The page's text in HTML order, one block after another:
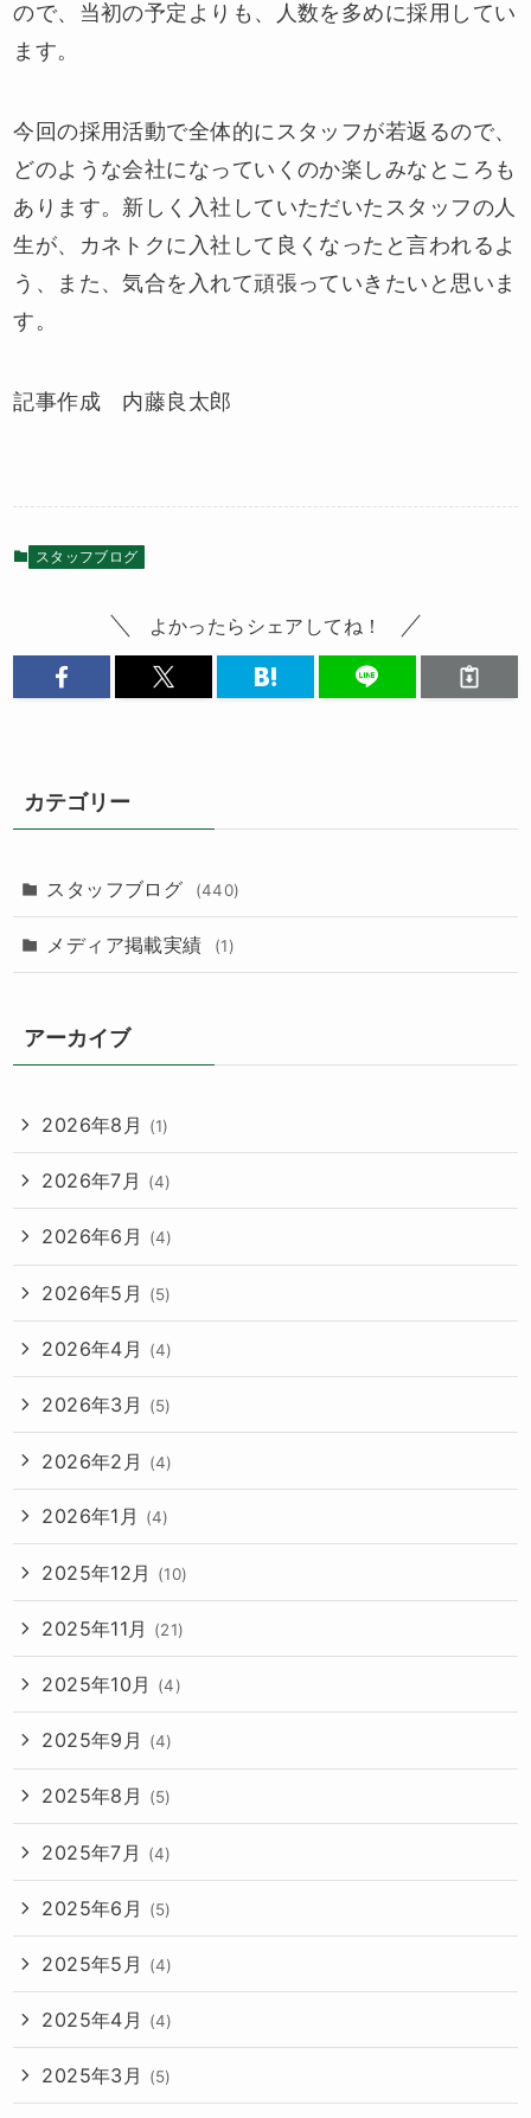
ので、当初の予定よりも、人数を多めに採用してい
ます。
今回の採用活動で全体的にスタッフが若返るので、
どのような会社になっていくのか楽しみなところも
あります。新しく入社していただいたスタッフの人
生が、カネトクに入社して良くなったと言われるよ
う、また、気合を入れて頑張っていきたいと思いま
す。
記事作成 内藤良太郎
スタッフブログ
よかったらシェアしてね！
カテゴリー
スタッフブログ (440)
メディア掲載実績 (1)
アーカイブ
2026年8月 (1)
2026年7月 (4)
2026年6月 (4)
2026年5月 (5)
2026年4月 (4)
2026年3月 (5)
2026年2月 (4)
2026年1月 (4)
2025年12月 (10)
2025年11月 (21)
2025年10月 (4)
2025年9月 (4)
2025年8月 (5)
2025年7月 (4)
2025年6月 (5)
2025年5月 (4)
2025年4月 (4)
2025年3月 (5)